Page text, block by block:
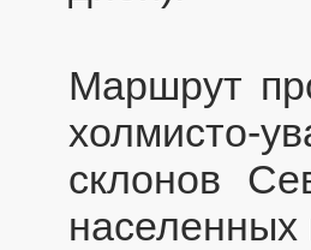
Маршрут
холмисто-
склонов
населенных